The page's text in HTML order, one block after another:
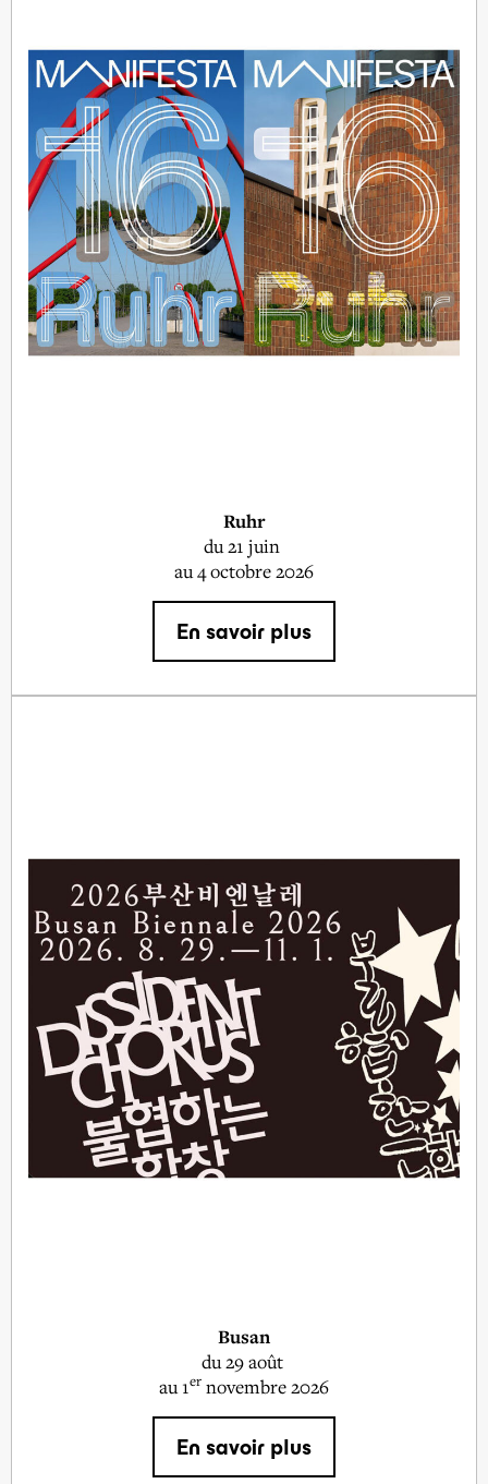
Ruhr
du21 juin
au 4 octobre 2026
En savoir plus
Busan
du29 août
au 1er novembre 2026
En savoir plus